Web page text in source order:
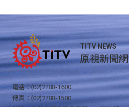
TITV NEWS
原視新聞網
電話：(02)2788-1600
傳真：(02)2788-1500